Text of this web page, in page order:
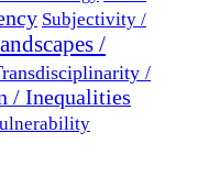
Subjectivity /
/
/
/ Inequalities